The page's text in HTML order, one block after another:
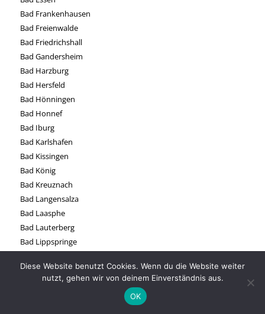
Bad Frankenhausen
Bad Freienwalde
Bad Friedrichshall
Bad Gandersheim
Bad Harzburg
Bad Hersfeld
Bad Hönningen
Bad Honnef
Bad Iburg
Bad Karlshafen
Bad Kissingen
Bad König
Bad Kreuznach
Bad Langensalza
Bad Laasphe
Bad Lauterberg
Bad Lippspringe
Bad Marienberg
Bad Mergentheim
Diese Website benutzt Cookies. Wenn du die Website weiter
nutzt, gehen wir von deinem Einverständnis aus.
OK